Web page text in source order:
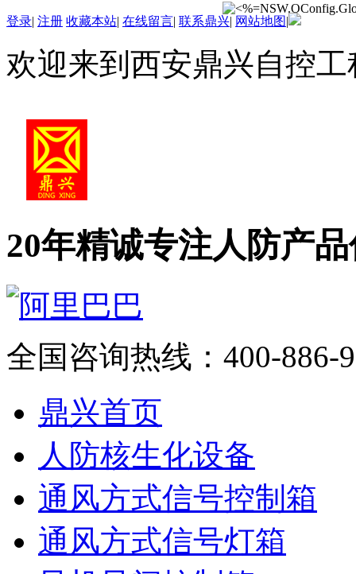
登录| 注册 收藏本站| 在线留言| 联系鼎兴| 网站地图|
欢迎来到西安鼎兴自控
20年精诚专注人防产
全国咨询热线： 400-886-
鼎兴首页
人防核生化设备
通风方式信号控制箱
通风方式信号灯箱